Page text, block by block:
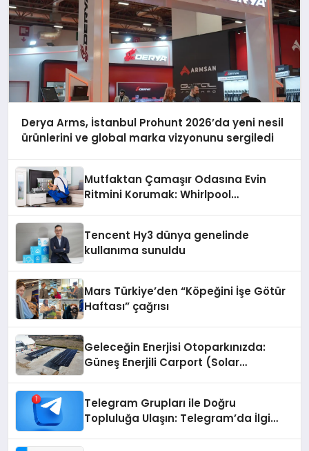
Derya Arms, İstanbul Prohunt 2026’da yeni nesil
ürünlerini ve global marka vizyonunu sergiledi
Mutfaktan Çamaşır Odasına Evin
Ritmini Korumak: Whirlpool
Tencent Hy3 dünya genelinde
kullanıma sunuldu
Mars Türkiye’den “Köpeğini İşe Götür
Haftası” çağrısı
Geleceğin Enerjisi Otoparkınızda:
Güneş Enerjili Carport (Solar
Telegram Grupları ile Doğru
Topluluğa Ulaşın: Telegram’da İlgi